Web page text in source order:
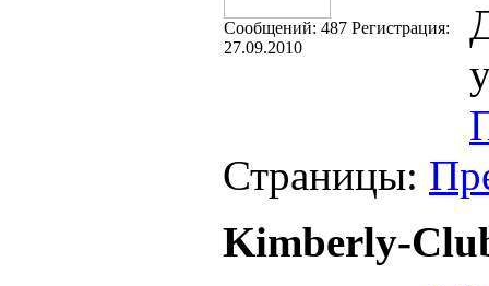
Cообщений: 487 Регистрация:
27.09.2010
Страницы:
Kimberly-